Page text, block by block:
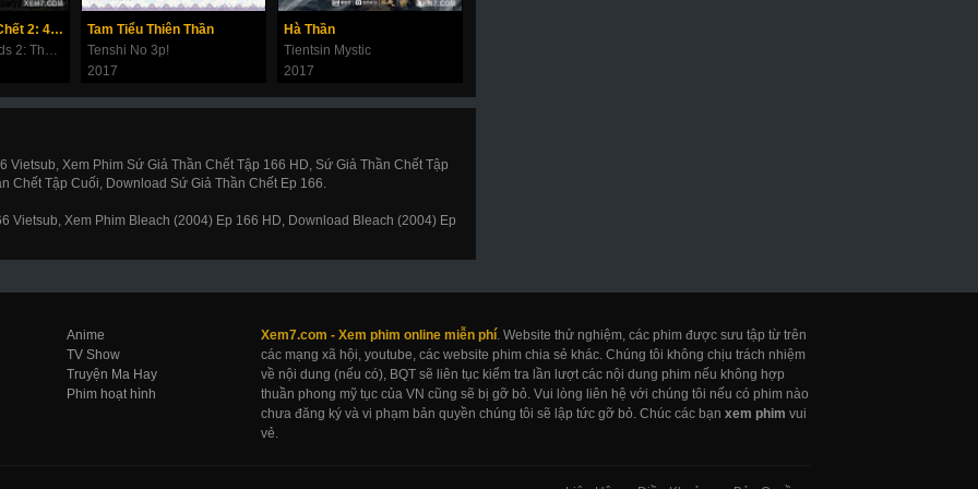
Thử Thách Thần Chết 2: 49 Ngày Cuối Cùng
Along With the Gods 2: The Last 49 Days
Tam Tiểu Thiên Thần
Tenshi No 3p!
2017
Hà Thần
Tientsin Mystic
2017
Vietsub, Xem Phim Sứ Giả Thần Chết Tập 166 HD, Sứ Giả Thần Chết Tập
Chết Tập Cuối, Download Sứ Giả Thần Chết Ep 166.
Vietsub, Xem Phim Bleach (2004) Ep 166 HD, Download Bleach (2004) Ep
Anime
TV Show
Truyện Ma Hay
Phim hoạt hình
Xem7.com - Xem phim online miễn phí. Website thử nghiệm, các phim được sưu tập từ trên
các mạng xã hội, youtube, các website phim chia sẻ khác. Chúng tôi không chịu trách nhiệm
về nội dung (nếu có), BQT sẽ liên tục kiểm tra lần lượt các nội dung phim nếu không hợp
thuần phong mỹ tục của VN cũng sẽ bị gỡ bỏ. Vui lòng liên hệ với chúng tôi nếu có phim nào
chưa đăng ký và vi phạm bản quyền chúng tôi sẽ lập tức gỡ bỏ. Chúc các bạn xem phim vui
vẻ.